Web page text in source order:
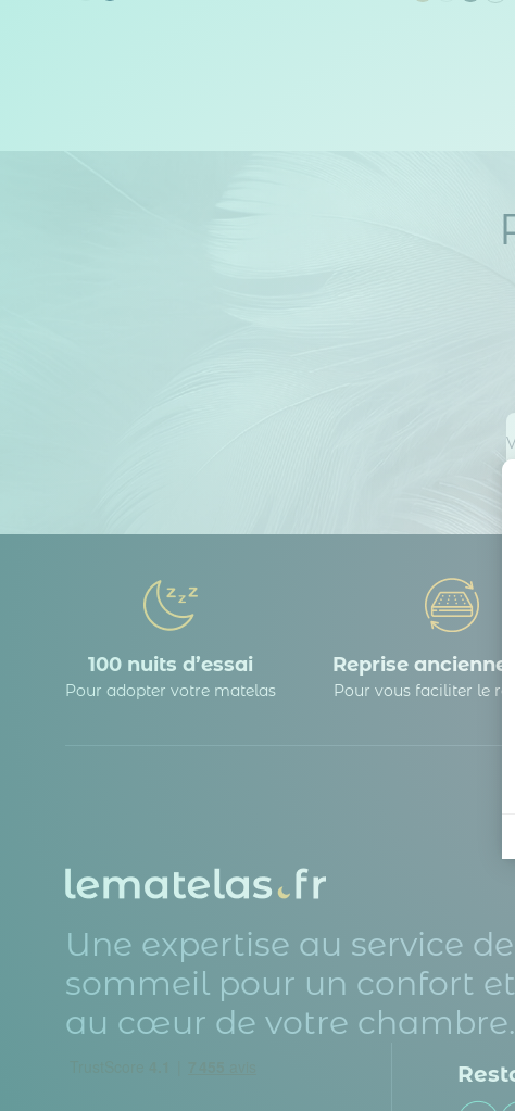
100 nuits d’essai
Pour adopter votre matelas
Reprise ancienne
Pour vous faciliter le
Une expertise au service
sommeil pour un confort
au cœur de votre chambre.